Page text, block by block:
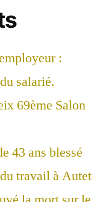
:
salarié.
69ème Salon
43 ans blessé
travail à Autet